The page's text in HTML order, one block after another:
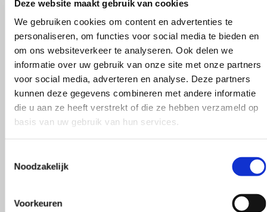
Deze website maakt gebruik van cookies
We gebruiken cookies om content en advertenties te
personaliseren, om functies voor social media te bieden en
om ons websiteverkeer te analyseren. Ook delen we
informatie over uw gebruik van onze site met onze partners
voor social media, adverteren en analyse. Deze partners
kunnen deze gegevens combineren met andere informatie
die u aan ze heeft verstrekt of die ze hebben verzameld op
basis van uw gebruik van hun services.
Noodzakelijk
Voorkeuren
Maak je bestelling compleet